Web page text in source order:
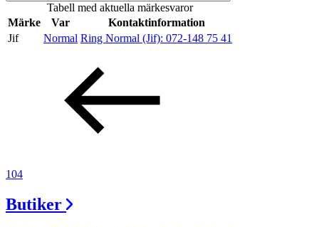
Inspiration
Tabell med aktuella märkesvaror
Märke
Var
Kontaktinformation
Jif
Normal Ring Normal (Jif): 072-148 75 41
104
Butiker